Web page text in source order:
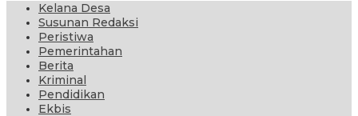
Kelana Desa
Susunan Redaksi
Peristiwa
Pemerintahan
Berita
Kriminal
Pendidikan
Ekbis